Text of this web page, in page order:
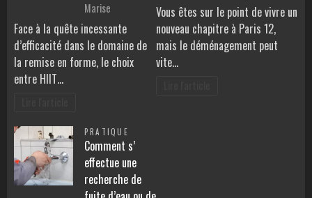
Marise
Face à la quête incessante
d’efficacité dans le domaine de
la remise en forme, le choix
entre HIIT…
Vous êtes sur le point de vivre un
nouveau chapitre à Paris 12,
mais le déménagement peut
vite…
PRATIQUE
Comment s’
effectue une
recherche de